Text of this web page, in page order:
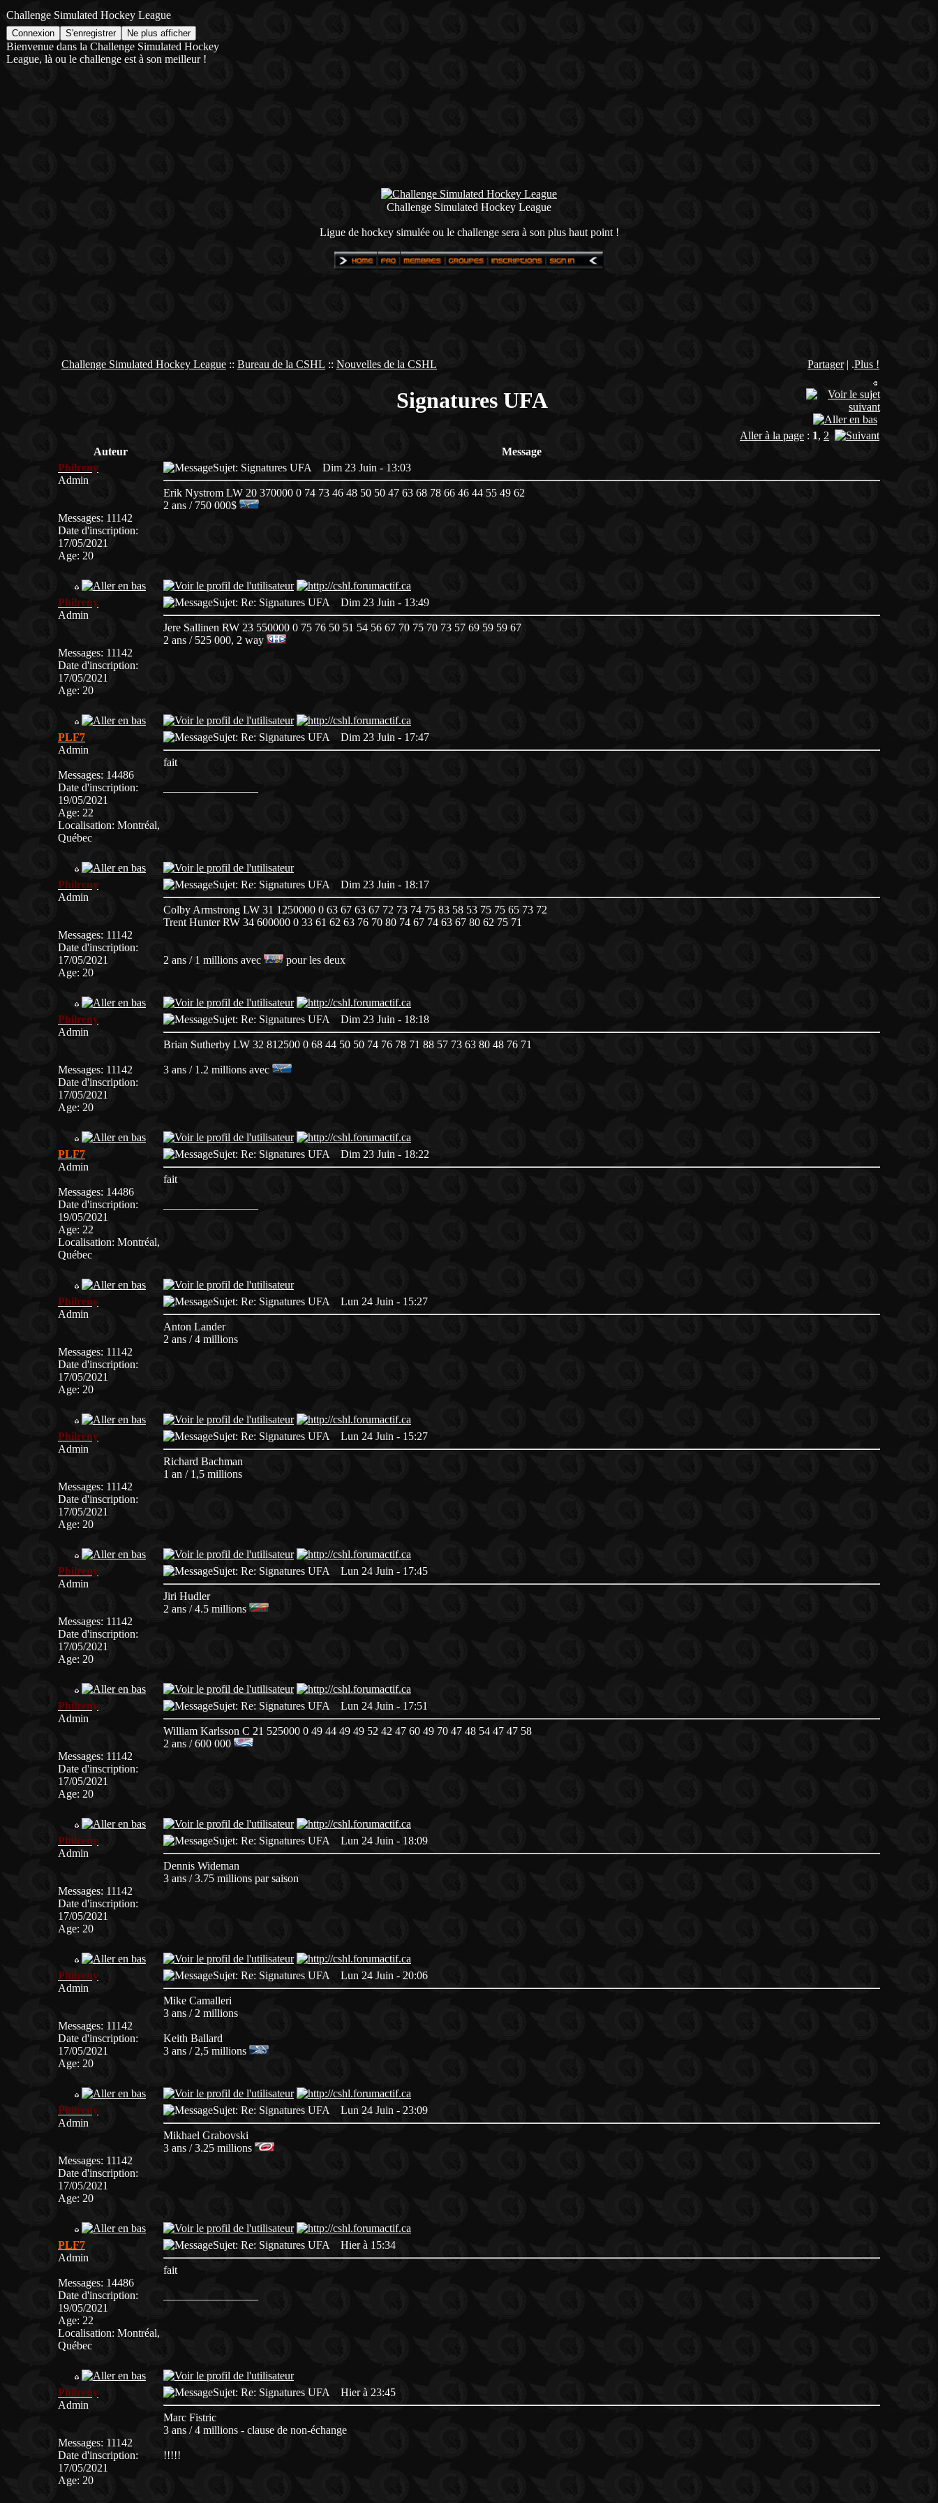
Challenge Simulated Hockey League
Bienvenue dans la Challenge Simulated Hockey
League, là ou le challenge est à son meilleur !
Challenge Simulated Hockey League
Ligue de hockey simulée ou le challenge sera à son plus haut point !
Challenge Simulated Hockey League :: Bureau de la CSHL :: Nouvelles de la CSHL Partager| .Plus !
Signatures UFA
Aller à la page : 1, 2
Auteur
Message
Philreny
Admin
Messages: 11142
Date d'inscription:
17/05/2021
Age: 20
Sujet: Signatures UFA Dim 23 Juin - 13:03
Erik Nystrom LW 20 370000 0 74 73 46 48 50 50 47 63 68 78 66 46 44 55 49 62
2 ans / 750 000$
Philreny
Admin
Messages: 11142
Date d'inscription:
17/05/2021
Age: 20
Sujet: Re: Signatures UFA Dim 23 Juin - 13:49
Jere Sallinen RW 23 550000 0 75 76 50 51 54 56 67 70 75 70 73 57 69 59 59 67
2 ans / 525 000, 2 way
PLF7
Admin
Messages: 14486
Date d'inscription:
19/05/2021
Age: 22
Localisation: Montréal,
Québec
Sujet: Re: Signatures UFA Dim 23 Juin - 17:47
fait
Philreny
Admin
Messages: 11142
Date d'inscription:
17/05/2021
Age: 20
Sujet: Re: Signatures UFA Dim 23 Juin - 18:17
Colby Armstrong LW 31 1250000 0 63 67 63 67 72 73 74 75 83 58 53 75 75 65 73 72
Trent Hunter RW 34 600000 0 33 61 62 63 76 70 80 74 67 74 63 67 80 62 75 71
2 ans / 1 millions avec pour les deux
Philreny
Admin
Messages: 11142
Date d'inscription:
17/05/2021
Age: 20
Sujet: Re: Signatures UFA Dim 23 Juin - 18:18
Brian Sutherby LW 32 812500 0 68 44 50 50 74 76 78 71 88 57 73 63 80 48 76 71
3 ans / 1.2 millions avec
PLF7
Admin
Messages: 14486
Date d'inscription:
19/05/2021
Age: 22
Localisation: Montréal,
Québec
Sujet: Re: Signatures UFA Dim 23 Juin - 18:22
fait
Philreny
Admin
Messages: 11142
Date d'inscription:
17/05/2021
Age: 20
Sujet: Re: Signatures UFA Lun 24 Juin - 15:27
Anton Lander
2 ans / 4 millions
Philreny
Admin
Messages: 11142
Date d'inscription:
17/05/2021
Age: 20
Sujet: Re: Signatures UFA Lun 24 Juin - 15:27
Richard Bachman
1 an / 1,5 millions
Philreny
Admin
Messages: 11142
Date d'inscription:
17/05/2021
Age: 20
Sujet: Re: Signatures UFA Lun 24 Juin - 17:45
Jiri Hudler
2 ans / 4.5 millions
Philreny
Admin
Messages: 11142
Date d'inscription:
17/05/2021
Age: 20
Sujet: Re: Signatures UFA Lun 24 Juin - 17:51
William Karlsson C 21 525000 0 49 44 49 49 52 42 47 60 49 70 47 48 54 47 47 58
2 ans / 600 000
Philreny
Admin
Messages: 11142
Date d'inscription:
17/05/2021
Age: 20
Sujet: Re: Signatures UFA Lun 24 Juin - 18:09
Dennis Wideman
3 ans / 3.75 millions par saison
Philreny
Admin
Messages: 11142
Date d'inscription:
17/05/2021
Age: 20
Sujet: Re: Signatures UFA Lun 24 Juin - 20:06
Mike Camalleri
3 ans / 2 millions
Keith Ballard
3 ans / 2,5 millions
Philreny
Admin
Messages: 11142
Date d'inscription:
17/05/2021
Age: 20
Sujet: Re: Signatures UFA Lun 24 Juin - 23:09
Mikhael Grabovski
3 ans / 3.25 millions
PLF7
Admin
Messages: 14486
Date d'inscription:
19/05/2021
Age: 22
Localisation: Montréal,
Québec
Sujet: Re: Signatures UFA Hier à 15:34
fait
Philreny
Admin
Messages: 11142
Date d'inscription:
17/05/2021
Age: 20
Sujet: Re: Signatures UFA Hier à 23:45
Marc Fistric
3 ans / 4 millions - clause de non-échange
!!!!!